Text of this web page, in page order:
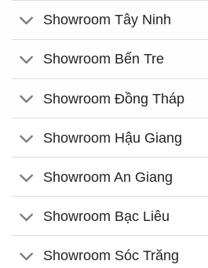
Showroom Tây Ninh
Showroom Bến Tre
Showroom Đồng Tháp
Showroom Hậu Giang
Showroom An Giang
Showroom Bạc Liêu
Showroom Sóc Trăng